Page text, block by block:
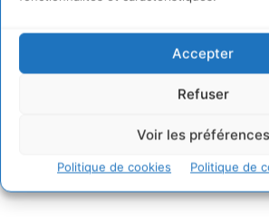
Accepter
Refuser
Voir les préférences
Politique de cookies Politique de
pas une action immédiate, mais plutôt
Ces tensions deviennent de plus en
Europe. En Belgique,la Cour
le report de l’interdiction des diesels
En France, le Conseil d’État a condamné
inaction climatique (affaire Grande-